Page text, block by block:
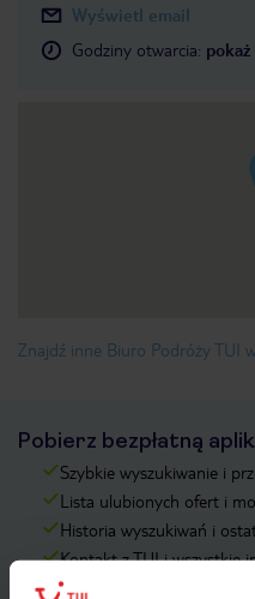
Wyświetl email
Godziny otwarcia: pokaż
Znajdź inne Biuro Podróży TUI
Pobierz bezpłatną
Szybkie wyszukiwanie i
Lista ulubionych ofert i
Historia wyszukiwań i
Kontakt z TUI i wszystkie
myTUI